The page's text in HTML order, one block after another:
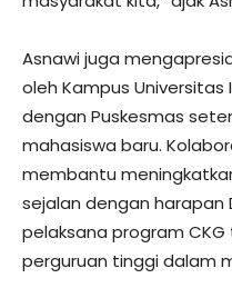
Asnawi juga
oleh Kampus Universitas
dengan Puskesmas
mahasiswa baru.
membantu
sejalan dengan harapan
pelaksana program
perguruan tinggi dalam